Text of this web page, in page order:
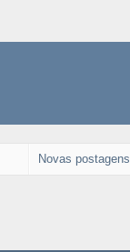
Novas postagens